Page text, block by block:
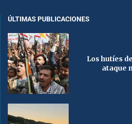
ÚLTIMAS PUBLICACIONES
Los hutíes
ataque